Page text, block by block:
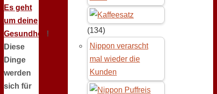
Es geht
um deine
Gesundheit !
Diese
Dinge
werden
sich für
(134)
Nippon verarscht
mal wieder die
Kunden